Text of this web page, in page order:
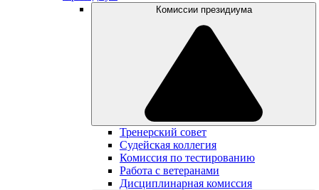
Комиссии президиума
Тренерский совет
Судейская коллегия
Комиссия по тестированию
Работа с ветеранами
Дисциплинарная комиссия